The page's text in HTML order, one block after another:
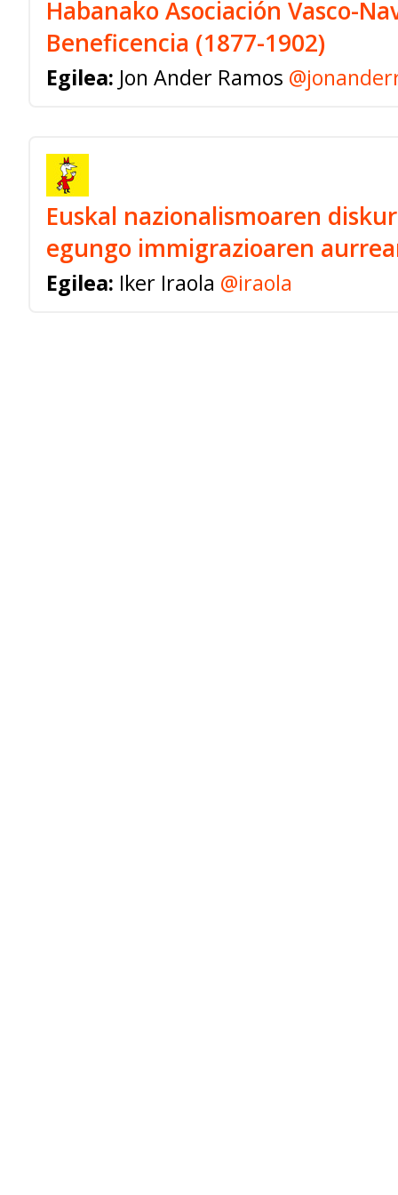
Habanako Asociación Vasco-
Beneficencia (1877-1902)
Egilea: Jon Ander Ramos
Euskal nazionalismoaren
egungo immigrazioaren
Egilea: Iker Iraola @iraola